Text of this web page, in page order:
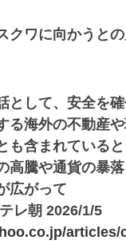
クワに向かうと
として、安全を
る海外の不動産
も含まれていると
高騰や通貨の暴
広がって
レ朝 2026/1/5
articles/